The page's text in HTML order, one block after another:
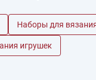
Наборы для
игрушек